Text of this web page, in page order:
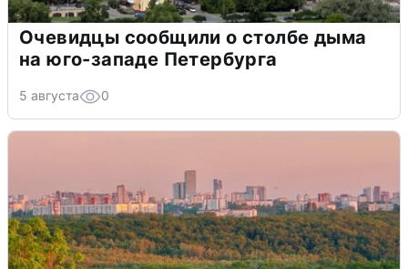
Очевидцы сообщили о столбе дыма
на юго-западе Петербурга
5 августа 0